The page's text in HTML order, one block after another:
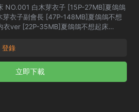
衣子副會長 [47P-148MB]夏鴿鴿不想
衣ver [22P-35MB]夏鴿鴿不想起床
想起...
登錄
立即下載